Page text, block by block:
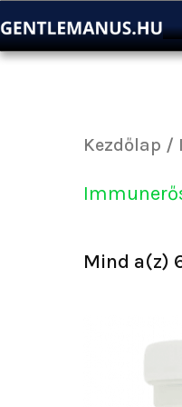
a
tartalomra
Kezdőlap /
Mind a(z)